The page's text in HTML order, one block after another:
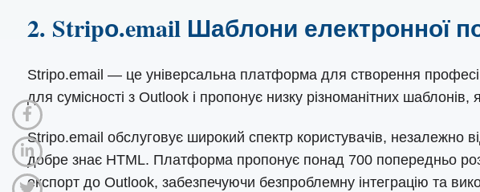
2. Stripо.email Шаблони електронної
Stripo.email — це універсальна платформа для створення
для сумісності з Outlook і пропонує низку різноманітних
Stripo.email обслуговує широкий спектр користувачів, незалежно
добре знає HTML. Платформа пропонує понад 700 попередньо
експорт до Outlook, забезпечуючи безпроблемну інтеграцію та